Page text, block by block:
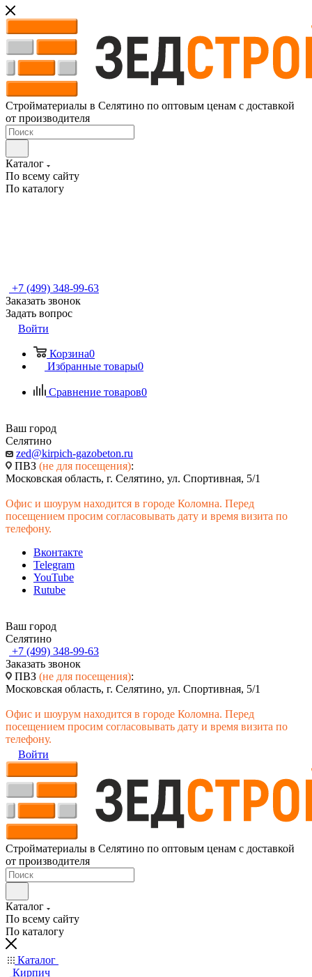
Стройматериалы в Селятино по оптовым ценам с доставкой
от производителя
Каталог
По всему сайту
По каталогу
+7 (499) 348-99-63
Заказать звонок
Задать вопрос
Войти
Корзина0
Избранные товары0
Сравнение товаров0
Ваш город
Селятино
zed@kirpich-gazobeton.ru
ПВЗ (не для посещения):
Московская область, г. Селятино, ул. Спортивная, 5/1
Офис и шоурум находится в городе Коломна. Перед
посещением просим согласовывать дату и время визита по
телефону.
Вконтакте
Telegram
YouTube
Rutube
Ваш город
Селятино
+7 (499) 348-99-63
Заказать звонок
ПВЗ (не для посещения):
Московская область, г. Селятино, ул. Спортивная, 5/1
Офис и шоурум находится в городе Коломна. Перед
посещением просим согласовывать дату и время визита по
телефону.
Войти
Стройматериалы в Селятино по оптовым ценам с доставкой
от производителя
Каталог
По всему сайту
По каталогу
Каталог
Кирпич